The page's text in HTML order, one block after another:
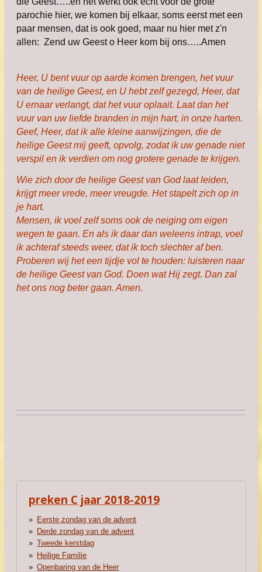
parochie hier, we komen bij elkaar, soms eerst met een
paar mensen, dat is ook goed, maar nu hier met z'n
allen: Zend uw Geest o Heer kom bij ons…..Amen
Heer, U bent vuur op aarde komen brengen, het vuur
van de heilige Geest, en U hebt zelf gezegd, Heer, dat
U ernaar verlangt, dat het vuur oplaait. Laat dan het
vuur van uw liefde branden in mijn hart, in onze harten.
Geef, Heer, dat ik alle kleine aanwijzingen, die de
heilige Geest mij geeft, opvolg, zodat ik uw genade niet
verspil en ik verdien om nog grotere genade te krijgen.
Wie zich door de heilige Geest van God laat leiden,
krijgt meer vrede, meer vreugde. Het stapelt zich op in
je hart.
Mensen, ik voel zelf soms ook de neiging om eigen
wegen te gaan. En als ik daar dan weleens intrap, voel
ik achteraf steeds weer, dat ik toch slechter af ben.
Proberen wij het een tijdje vol te houden: luisteren naar
de heilige Geest van God. Doen wat Hij zegt. Dan zal
het ons nog beter gaan. Amen.
preken C jaar 2018-2019
Eerste zondag van de advent
Derde zondag van de advent
Tweede kerstdag
Heilige Familie
Openbaring van de Heer